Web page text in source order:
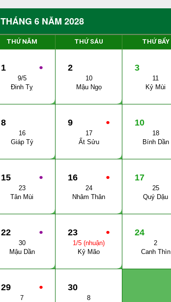
6 NĂM 2028
THỨ NĂM THỨ SÁU THỨ BẨY
●
1
9/5
Đinh Tỵ
2
10
Mậu Ngọ
3
11
Kỷ Mùi
8
16
Giáp Tý
●
9
17
Ất Sửu
10
18
Bính Dần
●
15
23
Tân Mùi
●
16
24
Nhâm Thân
17
25
Quý Dậu
●
22
30
Mậu Dần
●
23
1/5 (nhuận)
Kỷ Mão
24
2
Canh Thìn
●
29
7
30
8